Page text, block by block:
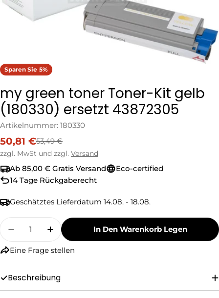
Sparen Sie 5%
my green toner Toner-Kit gelb
(180330) ersetzt 43872305
Artikelnummer: 180330
Verkaufspreis
50,81 €
Regulärer
Preis
53,49 €
zzgl. MwSt und zzgl. Versand
Ab 85,00 € Gratis Versand
Eco-certified
14 Tage Rückgaberecht
Geschätztes Lieferdatum 14.08. - 18.08.
Menge
Menge Für My Green Toner Toner-Kit Gelb
Menge Für My Green Toner Toner-
In Den Warenkorb Legen
Eine Frage stellen
Beschreibung